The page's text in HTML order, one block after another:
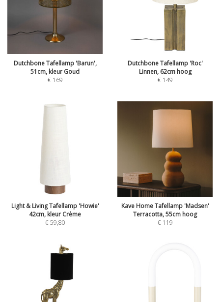
Dutchbone Tafellamp 'Barun',
51cm, kleur Goud
€ 169
Dutchbone Tafellamp 'Roc'
Linnen, 62cm hoog
€ 149
Light & Living Tafellamp 'Howie'
42cm, kleur Crème
€59,80
Kave Home Tafellamp 'Madsen'
Terracotta, 55cm hoog
€ 119